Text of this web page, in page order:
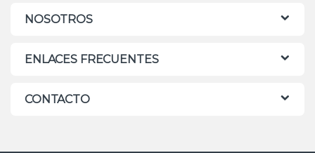
NOSOTROS
ENLACES FRECUENTES
CONTACTO